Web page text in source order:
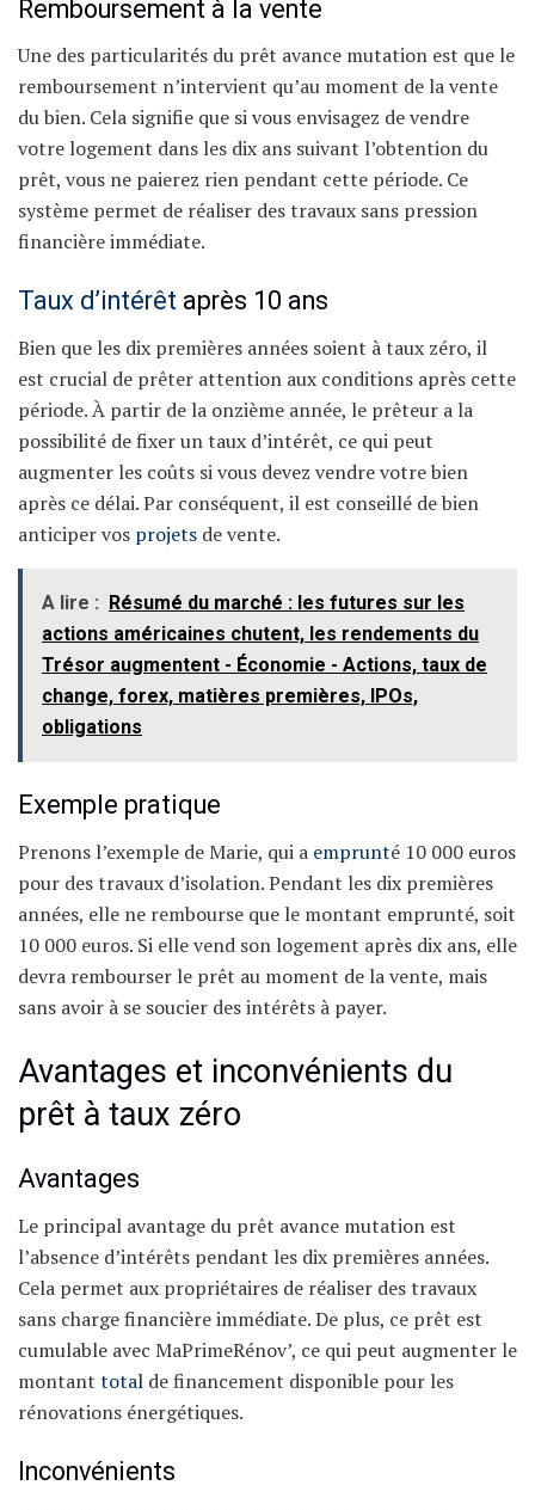
Remboursement à la vente
Une des particularités du prêt avance mutation est que le
remboursement n’intervient qu’au moment de la vente
du bien. Cela signifie que si vous envisagez de vendre
votre logement dans les dix ans suivant l’obtention du
prêt, vous ne paierez rien pendant cette période. Ce
système permet de réaliser des travaux sans pression
financière immédiate.
Taux d’intérêt après 10 ans
Bien que les dix premières années soient à taux zéro, il
est crucial de prêter attention aux conditions après cette
période. À partir de la onzième année, le prêteur a la
possibilité de fixer un taux d’intérêt, ce qui peut
augmenter les coûts si vous devez vendre votre bien
après ce délai. Par conséquent, il est conseillé de bien
anticiper vos projets de vente.
A lire : Résumé du marché : les futures sur les
actions américaines chutent, les rendements du
Trésor augmentent - Économie - Actions, taux de
change, forex, matières premières, IPOs,
obligations
Exemple pratique
Prenons l’exemple de Marie, qui a emprunté 10 000 euros
pour des travaux d’isolation. Pendant les dix premières
années, elle ne rembourse que le montant emprunté, soit
10 000 euros. Si elle vend son logement après dix ans, elle
devra rembourser le prêt au moment de la vente, mais
sans avoir à se soucier des intérêts à payer.
Avantages et inconvénients du
prêt à taux zéro
Avantages
Le principal avantage du prêt avance mutation est
l’absence d’intérêts pendant les dix premières années.
Cela permet aux propriétaires de réaliser des travaux
sans charge financière immédiate. De plus, ce prêt est
cumulable avec MaPrimeRénov’, ce qui peut augmenter le
montant total de financement disponible pour les
rénovations énergétiques.
Inconvénients